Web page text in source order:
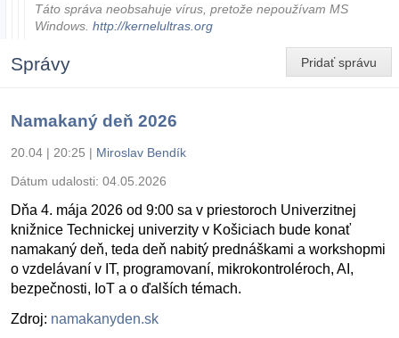
Táto správa neobsahuje vírus, pretože nepoužívam MS
Windows.http://kernelultras.org
Pridať správu
Správy
Namakaný deň 2026
20.04 | 20:25 | Miroslav Bendík
Dátum udalosti: 04.05.2026
Dňa 4. mája 2026 od 9:00 sa v priestoroch Univerzitnej
knižnice Technickej univerzity v Košiciach bude konať
namakaný deň, teda deň nabitý prednáškami a workshopmi
o vzdelávaní v IT, programovaní, mikrokontroléroch, AI,
bezpečnosti, IoT a o ďalších témach.
Zdroj: namakanyden.sk